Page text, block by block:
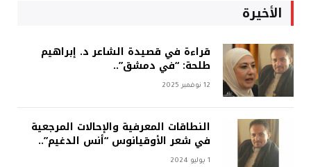
الأخيرة
قراءة في قصيدة الشاعر د. إبراهيم
طلحة: “في دمشق”..
12 نوفمبر 2025
النطاقات المعرفية والإحالات المرجعية
في شعر الأوقيانوس “أنس الدغيم”..
1 يوليو 2024